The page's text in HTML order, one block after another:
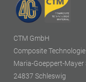
CTM GmbH
Composite
Maria-Goeppert-Mayer
24837 Schleswig